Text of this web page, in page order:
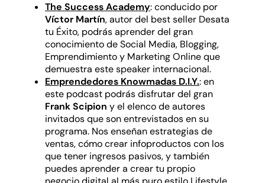
The Success Academy: conducido por
Víctor Martín, autor del best seller Desata
tu Éxito, podrás aprender del gran
conocimiento de Social Media, Blogging,
Emprendimiento y Marketing Online que
demuestra este speaker internacional.
Emprendedores Knowmadas D.I.Y.: en
este podcast podrás disfrutar del gran
Frank Scipion y el elenco de autores
invitados que son entrevistados en su
programa. Nos enseñan estrategias de
ventas, cómo crear infoproductos con los
que tener ingresos pasivos, y también
puedes aprender a crear tu propio